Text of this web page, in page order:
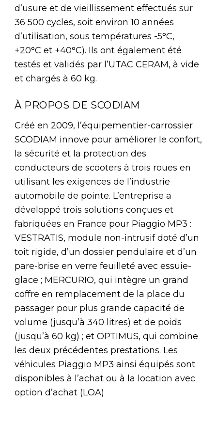
d’usure et de vieillissement effectués sur
36 500 cycles, soit environ 10 années
d’utilisation, sous températures -5°C,
+20°C et +40°C). Ils ont également été
testés et validés par l’UTAC CERAM, à vide
et chargés à 60 kg.
À PROPOS DE SCODIAM
Créé en 2009, l’équipementier-carrossier
SCODIAM innove pour améliorer le confort,
la sécurité et la protection des
conducteurs de scooters à trois roues en
utilisant les exigences de l’industrie
automobile de pointe. L’entreprise a
développé trois solutions conçues et
fabriquées en France pour Piaggio MP3 :
VESTRATIS, module non-intrusif doté d’un
toit rigide, d’un dossier pendulaire et d’un
pare-brise en verre feuilleté avec essuie-
glace ; MERCURIO, qui intègre un grand
coffre en remplacement de la place du
passager pour plus grande capacité de
volume (jusqu’à 340 litres) et de poids
(jusqu’à 60 kg) ; et OPTIMUS, qui combine
les deux précédentes prestations. Les
véhicules Piaggio MP3 ainsi équipés sont
disponibles à l’achat ou à la location avec
option d’achat (LOA)